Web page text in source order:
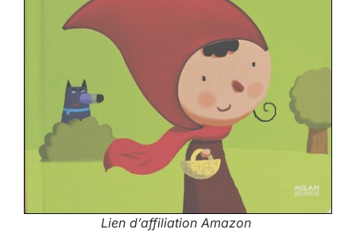
Lien d’affiliation Amazon